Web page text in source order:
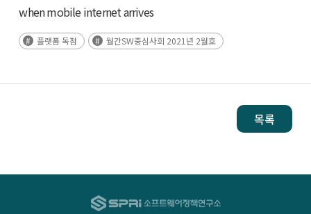
when mobile internet arrives
플랫폼 독점 월간SW중심사회 2021년 2월호
목록